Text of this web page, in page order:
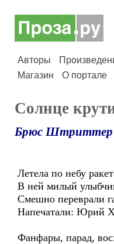
Авторы
Магазин
О портале
Солнце
Брюс Штриттер
Летела по небу
В ней милый
Смешно переврали
Напечатали: Юрий
Фанфары, парад,